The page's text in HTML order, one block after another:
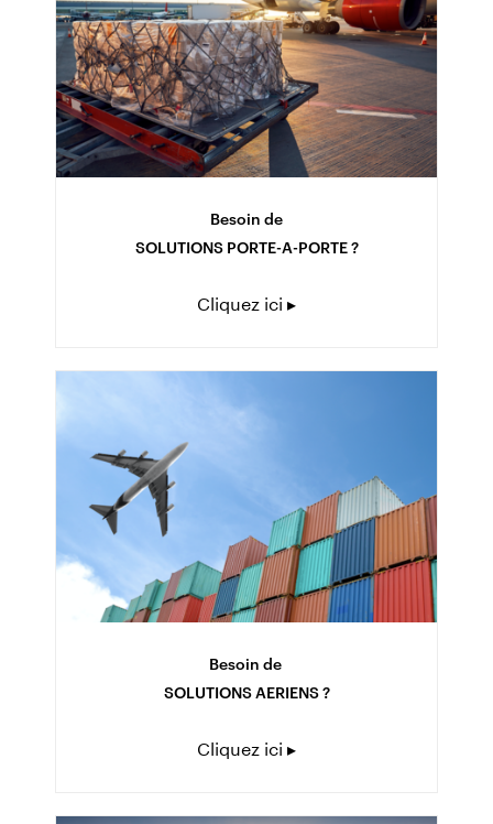
Besoin de
SOLUTIONS PORTE-A-PORTE ?
Cliquez ici ▸
Besoin de
SOLUTIONS AERIENS ?
Cliquez ici ▸